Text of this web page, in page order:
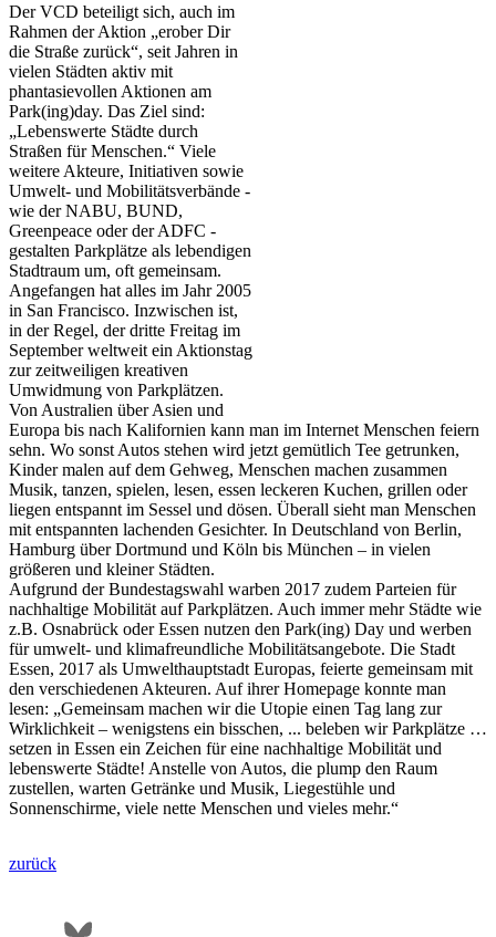
Der VCD beteiligt sich, auch im
Rahmen der Aktion „erober Dir
die Straße zurück“, seit Jahren in
vielen Städten aktiv mit
phantasievollen Aktionen am
Park(ing)day. Das Ziel sind:
„Lebenswerte Städte durch
Straßen für Menschen.“ Viele
weitere Akteure, Initiativen sowie
Umwelt- und Mobilitätsverbände -
wie der NABU, BUND,
Greenpeace oder der ADFC -
gestalten Parkplätze als lebendigen
Stadtraum um, oft gemeinsam.
Angefangen hat alles im Jahr 2005
in San Francisco. Inzwischen ist,
in der Regel, der dritte Freitag im
September weltweit ein Aktionstag
zur zeitweiligen kreativen
Umwidmung von Parkplätzen.
Von Australien über Asien und
Europa bis nach Kalifornien kann man im Internet Menschen feiern
sehn. Wo sonst Autos stehen wird jetzt gemütlich Tee getrunken,
Kinder malen auf dem Gehweg, Menschen machen zusammen
Musik, tanzen, spielen, lesen, essen leckeren Kuchen, grillen oder
liegen entspannt im Sessel und dösen. Überall sieht man Menschen
mit entspannten lachenden Gesichter. In Deutschland von Berlin,
Hamburg über Dortmund und Köln bis München – in vielen
größeren und kleiner Städten.
Aufgrund der Bundestagswahl warben 2017 zudem Parteien für
nachhaltige Mobilität auf Parkplätzen. Auch immer mehr Städte wie
z.B. Osnabrück oder Essen nutzen den Park(ing) Day und werben
für umwelt- und klimafreundliche Mobilitätsangebote. Die Stadt
Essen, 2017 als Umwelthauptstadt Europas, feierte gemeinsam mit
den verschiedenen Akteuren. Auf ihrer Homepage konnte man
lesen: „Gemeinsam machen wir die Utopie einen Tag lang zur
Wirklichkeit – wenigstens ein bisschen, ... beleben wir Parkplätze …
setzen in Essen ein Zeichen für eine nachhaltige Mobilität und
lebenswerte Städte! Anstelle von Autos, die plump den Raum
zustellen, warten Getränke und Musik, Liegestühle und
Sonnenschirme, viele nette Menschen und vieles mehr.“
zurück